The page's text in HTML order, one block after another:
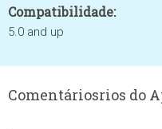
Compatibilidade:
5.0 and up
Comentáriosrios do